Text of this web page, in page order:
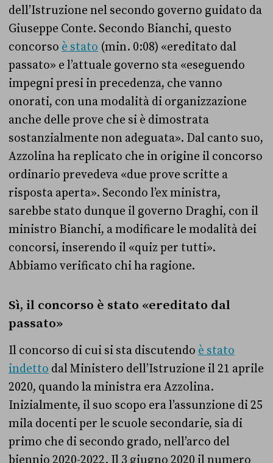
dell’Istruzione nel secondo governo guidato da
Giuseppe Conte. Secondo Bianchi, questo
concorso è stato (min. 0:08) «ereditato dal
passato» e l’attuale governo sta «eseguendo
impegni presi in precedenza, che vanno
onorati, con una modalità di organizzazione
anche delle prove che si è dimostrata
sostanzialmente non adeguata». Dal canto suo,
Azzolina ha replicato che in origine il concorso
ordinario prevedeva «due prove scritte a
risposta aperta». Secondo l’ex ministra,
sarebbe stato dunque il governo Draghi, con il
ministro Bianchi, a modificare le modalità dei
concorsi, inserendo il «quiz per tutti».
Abbiamo verificato chi ha ragione.
Sì, il concorso è stato «ereditato dal
passato»
Il concorso di cui si sta discutendo è stato
indetto dal Ministero dell’Istruzione il 21 aprile
2020, quando la ministra era Azzolina.
Inizialmente, il suo scopo era l’assunzione di 25
mila docenti per le scuole secondarie, sia di
primo che di secondo grado, nell’arco del
biennio 2020-2022. Il 3 giugno 2020 il numero